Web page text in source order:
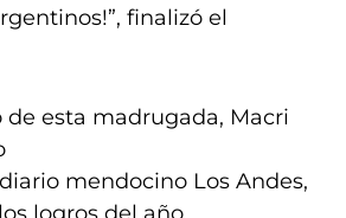
finalizó el
de esta madrugada, Macri
mendocino Los Andes,